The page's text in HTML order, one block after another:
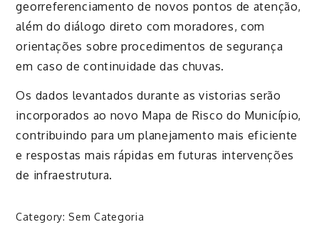
georreferenciamento de novos pontos de atenção,
além do diálogo direto com moradores, com
orientações sobre procedimentos de segurança
em caso de continuidade das chuvas.
Os dados levantados durante as vistorias serão
incorporados ao novo Mapa de Risco do Município,
contribuindo para um planejamento mais eficiente
e respostas mais rápidas em futuras intervenções
de infraestrutura.
Category: Sem Categoria